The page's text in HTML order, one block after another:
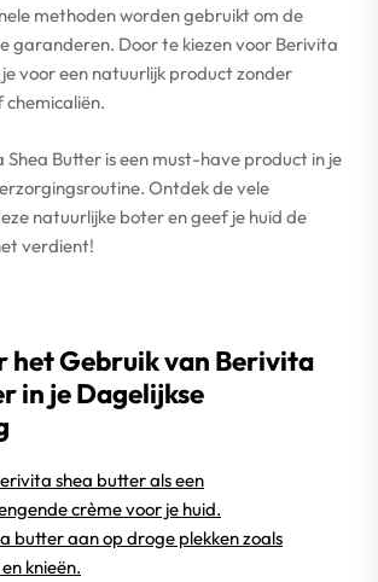
methoden worden gebruikt om de
garanderen. Door te kiezen voor Berivita
je voor een natuurlijk product zonder
Butter is een must-have product in je
Ontdek de vele
natuurlijke boter en geef je huid de
verdient!
het Gebruik van Berivita
in je Dagelijkse
shea butter als een
crème voor je huid.
butter aan op droge plekken zoals
knieën.